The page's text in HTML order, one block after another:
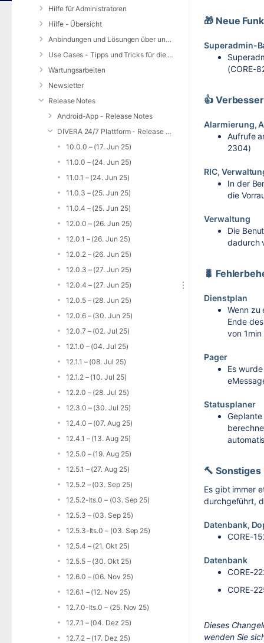
Hilfe für Administratoren
Hilfe - Übersicht
Anbindungen und Lösungen über unsere Web-Schnittstelle (REST-API)
Use Cases - Tipps und Tricks für die Anwendung von DIVERA 24/7
Wartungsarbeiten
Newsletter
Release Notes
Android-App - Release Notes
DIVERA 24/7 Plattform - Release Notes
10.0.0 – (17. Jun 25)
11.0.0 – (24. Jun 25)
11.0.1 – (24. Jun 25)
11.0.3 – (25. Jun 25)
11.0.4 – (25. Jun 25)
12.0.0 – (26. Jun 25)
12.0.1 – (26. Jun 25)
12.0.2 – (26. Jun 25)
12.0.3 – (27. Jun 25)
12.0.4 – (27. Jun 25)
12.0.5 – (28. Jun 25)
12.0.6 – (30. Jun 25)
12.0.7 – (02. Jul 25)
12.1.0 – (04. Jul 25)
12.1.1 – (08. Jul 25)
12.1.2 – (10. Jul 25)
12.2.0 – (28. Jul 25)
12.3.0 – (30. Jul 25)
12.4.0 – (07. Aug 25)
12.4.1 – (13. Aug 25)
12.5.0 – (19. Aug 25)
12.5.1 – (27. Aug 25)
12.5.2 – (03. Sep 25)
12.5.2-lts.0 – (03. Sep 25)
12.5.3 – (03. Sep 25)
12.5.3-lts.0 – (03. Sep 25)
12.5.4 – (21. Okt 25)
12.5.5 – (30. Okt 25)
12.6.0 – (06. Nov 25)
12.6.1 – (12. Nov 25)
12.7.0-lts.0 – (25. Nov 25)
12.7.1 – (04. Dez 25)
12.7.2 – (17. Dez 25)
🎁 Neue
Superadmin-
(CORE-
👍
Alarmierung,
Aufrufe
2304)
RIC,
In der
die
Verwaltung
Die
dadurch
🐛
Dienstplan
Wenn zu
Ende
von 1min
Pager
Es
Statusplaner
🔨 Sonstiges
Es gibt immer
durchgeführt,
Datenbank,
CORE-
Datenbank
CORE-
CORE-
Dieses
wenden Sie